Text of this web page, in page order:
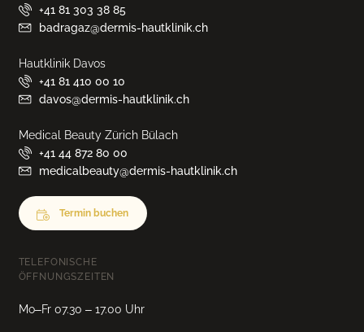
+41 81 303 38 85
badragaz@dermis-hautklinik.ch
Hautklinik Davos
+41 81 410 00 10
davos@dermis-hautklinik.ch
Medical Beauty Zürich Bülach
+41 44 872 80 00
medicalbeauty@dermis-hautklinik.ch
Termin buchen
TELEFONISCHE
ÖFFNUNGSZEITEN
Mo–Fr 07.30 – 17.00 Uhr